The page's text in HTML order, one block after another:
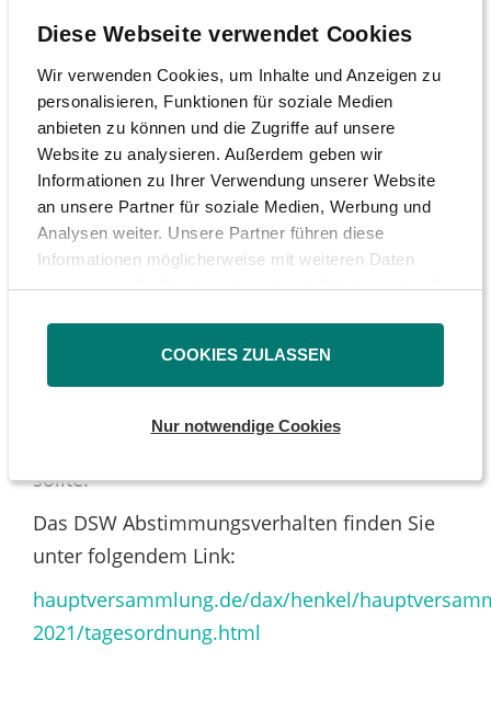
Diese Webseite verwendet Cookies
Wir verwenden Cookies, um Inhalte und Anzeigen zu
personalisieren, Funktionen für soziale Medien
anbieten zu können und die Zugriffe auf unsere
Website zu analysieren. Außerdem geben wir
Informationen zu Ihrer Verwendung unserer Website
an unsere Partner für soziale Medien, Werbung und
Analysen weiter. Unsere Partner führen diese
Informationen möglicherweise mit weiteren Daten
zusammen, die Sie ihnen bereitgestellt haben oder die
COOKIES ZULASSEN
Nur notwendige Cookies
Henkel positiv gestimmt. Vor allem die
aktuelle Entwicklung der vorläufigen Zahlen
im Bereich „Klebstoffe“ zeigt mit einem Plus
von 12,5 Prozent beim Umsatz, dass die
Erfolgsstory weitergehen kann. Wir gehen
deshalb davon aus, dass die wegen der
kann, wenn nichts Unerwartetes passiert. Das
wird sich dann hoffentlich auch bald im Kurs
sollte.
Das DSW Abstimmungsverhalten finden Sie
unter folgendem Link:
hauptversammlung.de/dax/henkel/
2021/tagesordnung.html